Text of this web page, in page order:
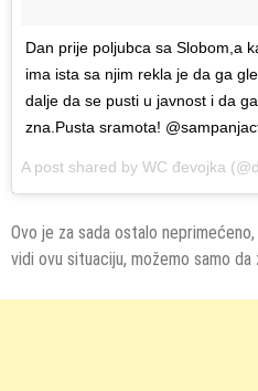
Dan prije poljubca sa Slobom,a
ima ista sa njim rekla je da ga
dalje da se pusti u javnost i da
zna.Pusta sramota!
A post shared by WC đevojka
Ovo je za sada ostalo
vidi ovu situaciju, možemo samo da